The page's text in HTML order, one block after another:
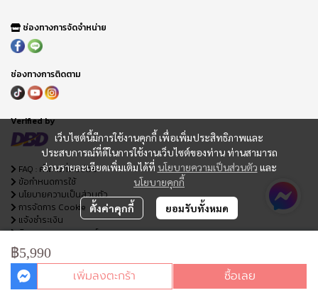
฿5,990
เพิ่มลงตะกร้า ซื้อเลย
เว็บไซต์นี้มีการใช้งานคุกกี้ เพื่อเพิ่มประสิทธิภาพและ
ประสบการณ์ที่ดีในการใช้งานเว็บไซต์ของท่าน ท่านสามารถ
อ่านรายละเอียดเพิ่มเติมได้ที่ นโยบายความเป็นส่วนตัว และ
นโยบายคุกกี้
ตั้งค่าคุกกี้ ยอมรับทั้งหมด
ช่องทางการจัดจำหน่าย
ช่องทางการติดตาม
Verified by
FAQ : คำถามที่พบบ่อย
ข้อกำหนดการใช้
นโยบายความเป็นส่วนตัว
การจัดการ Cookie
แจ้งชำระเงิน
ติดตามสถานะออเดอร์
ใบเสนอราคา
© Copyright AV Value Company limited, 2023. All rights reserved.